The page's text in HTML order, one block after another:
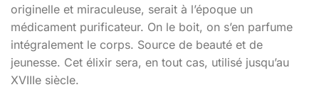
originelle et miraculeuse, serait à l’époque un
médicament purificateur. On le boit, on s’en parfume
intégralement le corps. Source de beauté et de
jeunesse. Cet élixir sera, en tout cas, utilisé jusqu’au
XVIIIe siècle.